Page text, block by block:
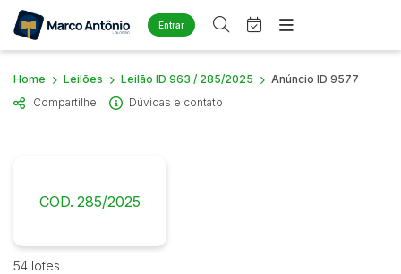
Entrar
Criar conta Entrar
Site
Busca por categoria
Arma/Segurança
Busca por palavra-chave
Home
Home Leilões Leilão ID 963 / 285/2025
Anúncio ID 9577
Compartilhe
Dúvidas e contato
COD. 285/2025
54 lotes